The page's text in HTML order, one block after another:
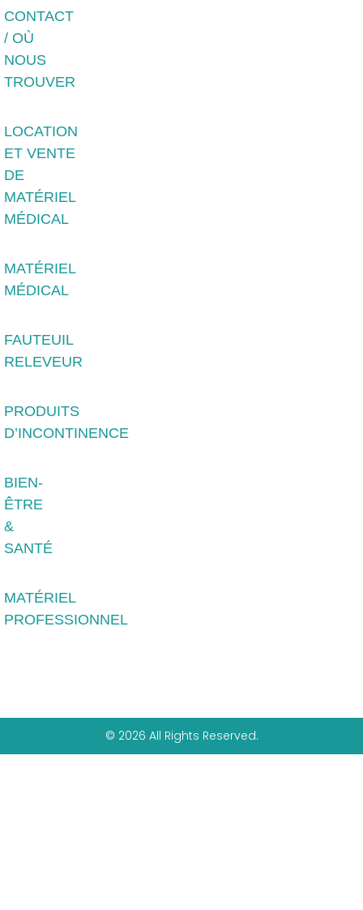
CONTACT
/ OÙ
NOUS
TROUVER
LOCATION
ET VENTE
DE
MATÉRIEL
MÉDICAL
MATÉRIEL
MÉDICAL
FAUTEUIL
RELEVEUR
PRODUITS
D’INCONTINENCE
BIEN-
ÊTRE
&
SANTÉ
MATÉRIEL
PROFESSIONNEL
© 2026 All Rights Reserved.